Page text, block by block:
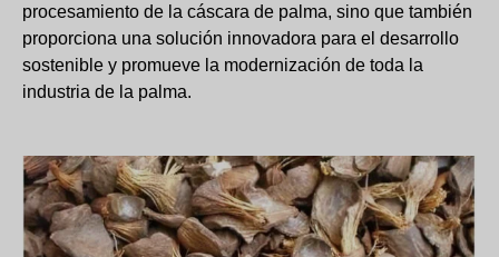
procesamiento de la cáscara de palma, sino que también
proporciona una solución innovadora para el desarrollo
sostenible y promueve la modernización de toda la
industria de la palma.